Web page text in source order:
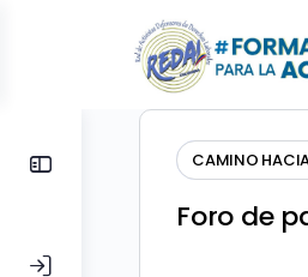
CAMINO
Foro de